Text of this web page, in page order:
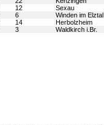
12 Sexau
6 Winden im Elztal
14 Herbolzheim
3 Waldkirch i.Br.